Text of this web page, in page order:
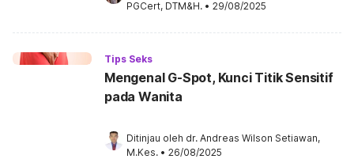
PGCert, DTM&H. • 29/08/2025
Tips Seks
Mengenal G-Spot, Kunci Titik Sensitif
pada Wanita
Ditinjau oleh dr. Andreas Wilson Setiawan,
M.Kes. • 26/08/2025